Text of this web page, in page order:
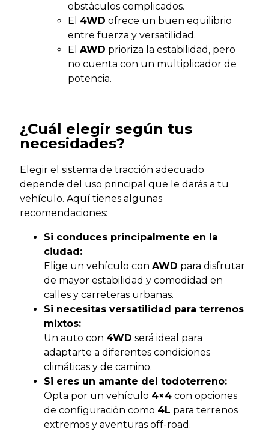
obstáculos complicados.
El 4WD ofrece un buen equilibrio
entre fuerza y versatilidad.
El AWD prioriza la estabilidad, pero
no cuenta con un multiplicador de
potencia.
¿Cuál elegir según tus
necesidades?
Elegir el sistema de tracción adecuado
depende del uso principal que le darás a tu
vehículo. Aquí tienes algunas
recomendaciones:
Si conduces principalmente en la
ciudad:
Elige un vehículo con AWD para disfrutar
de mayor estabilidad y comodidad en
calles y carreteras urbanas.
Si necesitas versatilidad para terrenos
mixtos:
Un auto con 4WD será ideal para
adaptarte a diferentes condiciones
climáticas y de camino.
Si eres un amante del todoterreno:
Opta por un vehículo 4×4 con opciones
de configuración como 4L para terrenos
extremos y aventuras off-road.